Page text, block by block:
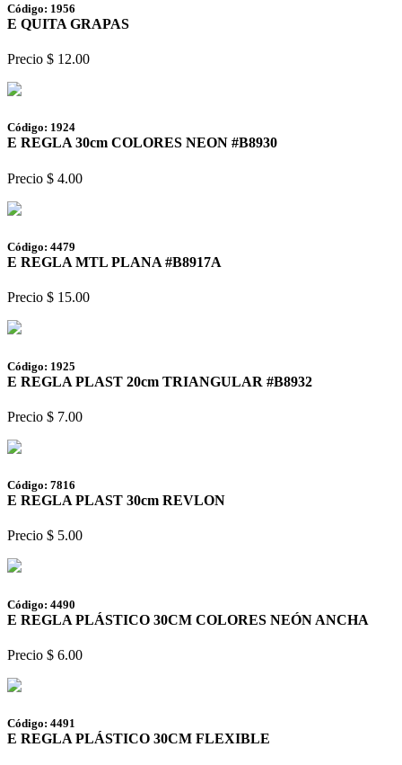
Código: 1956
E QUITA GRAPAS
Precio $ 12.00
Código: 1924
E REGLA 30cm COLORES NEON #B8930
Precio $ 4.00
Código: 4479
E REGLA MTL PLANA #B8917A
Precio $ 15.00
Código: 1925
E REGLA PLAST 20cm TRIANGULAR #B8932
Precio $ 7.00
Código: 7816
E REGLA PLAST 30cm REVLON
Precio $ 5.00
Código: 4490
E REGLA PLÁSTICO 30CM COLORES NEÓN ANCHA
Precio $ 6.00
Código: 4491
E REGLA PLÁSTICO 30CM FLEXIBLE